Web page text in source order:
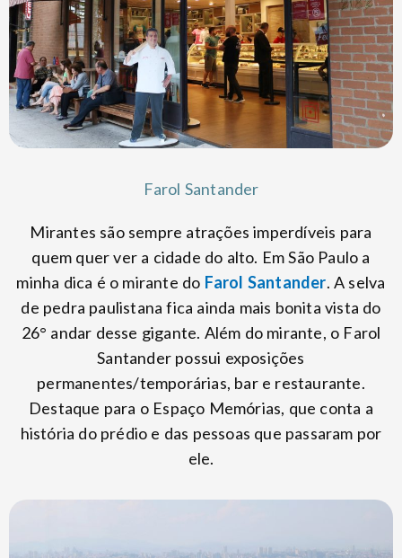
Farol Santander
Mirantes são sempre atrações imperdíveis para
quem quer ver a cidade do alto. Em São Paulo a
minha dica é o mirante do Farol Santander. A selva
de pedra paulistana fica ainda mais bonita vista do
26° andar desse gigante. Além do mirante, o Farol
Santander possui exposições
permanentes/temporárias, bar e restaurante.
Destaque para o Espaço Memórias, que conta a
história do prédio e das pessoas que passaram por
ele.